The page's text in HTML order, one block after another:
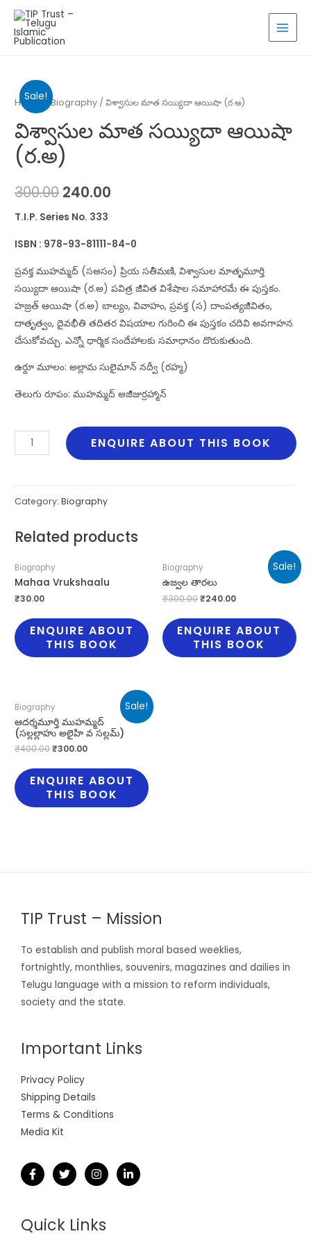
Skip
content
Sale!
Home/Biography / విశ్వాసుల మాత సయ్యిదా ఆయిషా (ర.అ)
విశ్వాసుల మాత సయ్యిదా ఆయిషా
(ర.అ)
300.00 240.00
T.I.P. Series No. 333
ISBN : 978-93-81111-84-0
ప్రవక్త ముహమ్మద్ (సఅసం) ప్రియ సతీమణి, విశ్వాసుల మాతృమూర్తి
సయ్యిదా ఆయిషా (ర.అ) పవిత్ర జీవిత విశేషాల సమాహారమే ఈ పుస్తకం.
హజ్రత్ ఆయిషా (ర.అ) బాల్యం, వివాహం, ప్రవక్త (స) దాంపత్యజీవితం,
దాతృత్వం, దైవభీతి తదితర విషయాల గురించి ఈ పుస్తకం చదివి అవగాహన
చేసుకోవచ్చు. ఎన్నో ధార్మిక సందేహాలకు సమాధానం దొరుకుతుంది.
ఉర్దూ మూలం: అల్లామ సులైమాన్ నద్వీ (రహ్మ)
తెలుగు రూపం: ముహమ్మద్ అజీజుర్రహ్మాన్
విశ్వాసుల
మాత
(ర.అ)
ENQUIRE ABOUT THIS BOOK
Category:Biography
Related products
Biography
Mahaa Vrukshaalu
₹30.00
ENQUIRE ABOUT
THIS BOOK
Sale!
Biography
ఉజ్వల తారలు
₹300.00₹240.00
ENQUIRE ABOUT
THIS BOOK
Sale!
Biography
ఆదర్శమూర్తి ముహమ్మద్
(సల్లల్లాహు అలైహి వ సల్లమ్)
₹400.00₹300.00
ENQUIRE ABOUT
THIS BOOK
TIP Trust – Mission
To establish and publish moral based weeklies,
fortnightly, monthlies, souvenirs, magazines and dailies in
Telugu language with a mission to reform individuals,
society and the state.
Important Links
Privacy Policy
Shipping Details
Terms & Conditions
Media Kit
Quick Links